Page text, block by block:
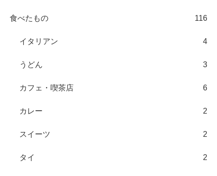
食べたもの 116
イタリアン 4
うどん 3
カフェ・喫茶店 6
カレー 2
スイーツ 2
タイ 2